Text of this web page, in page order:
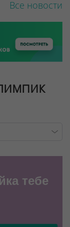
Все новости
тебе